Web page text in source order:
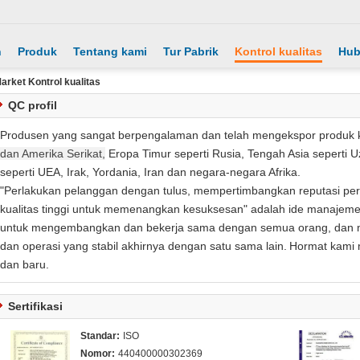
Produk Tentang kami Tur Pabrik Kontrol kualitas
Kontrol kualitas
QC profil
Produsen yang sangat berpengalaman dan telah mengekspor
dan Amerika Serikat, Eropa Timur seperti Rusia, Tengah Asia seperti
seperti UEA, Irak, Yordania, Iran dan negara-negara Afrika.
"Perlakukan pelanggan dengan tulus, mempertimbangkan reputasi
kualitas tinggi untuk memenangkan kesuksesan" adalah ide
untuk mengembangkan dan bekerja sama dengan semua orang,
dan operasi yang stabil akhirnya dengan satu sama lain. Hormat kami
dan baru.
Sertifikasi
Standar: ISO
Nomor: 440400000302369